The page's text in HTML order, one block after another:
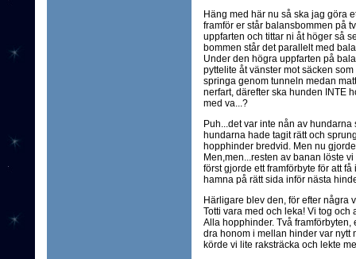
Häng med här nu så ska jag göra
framför er står balansbommen på
uppfarten och tittar ni åt höger så
bommen står det parallelt med
Under den högra uppfarten på
pyttelite åt vänster mot säcken
springa genom tunneln medan
nerfart, därefter ska hunden INTE
med va...?
Puh...det var inte nån av
hundarna hade tagit rätt och
hopphinder bredvid. Men nu
Men,men...resten av banan löste
först gjorde ett framförbyte för att
hamna på rätt sida inför nästa
Härligare blev den, för efter några
Totti vara med och leka! Vi tog
Alla hopphinder. Två framförbyten,
dra honom i mellan hinder var nytt
körde vi lite raksträcka och lekte